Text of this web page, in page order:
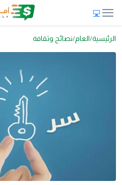
الرئيسية العام نصائح وثقافة